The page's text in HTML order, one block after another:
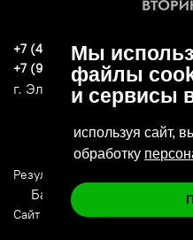
Мы
файлы
и сервисы
используя сайт,
обработку
г. Электросталь, ул.
+7 (496) 570-37-15
+7 (919) 776-04-79
Банковские реквизиты
Результаты СОУТ
Сайт сделан в: Deluxmedia